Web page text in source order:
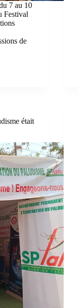
7 au 10
Festival
de
était